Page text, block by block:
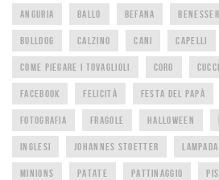
ANGURIA BALLO BEFANA
BULLDOG CALZINO CANI CAPELLI
COME PIEGARE I TOVAGLIOLI CORO
FACEBOOK FELICITÀ FESTA DEL PAPÀ
FOTOGRAFIA FRAGOLE HALLOWEEN
INGLESI JOHANNES STOETTER LAMPADA
MINIONS PATATE PATTINAGGIO